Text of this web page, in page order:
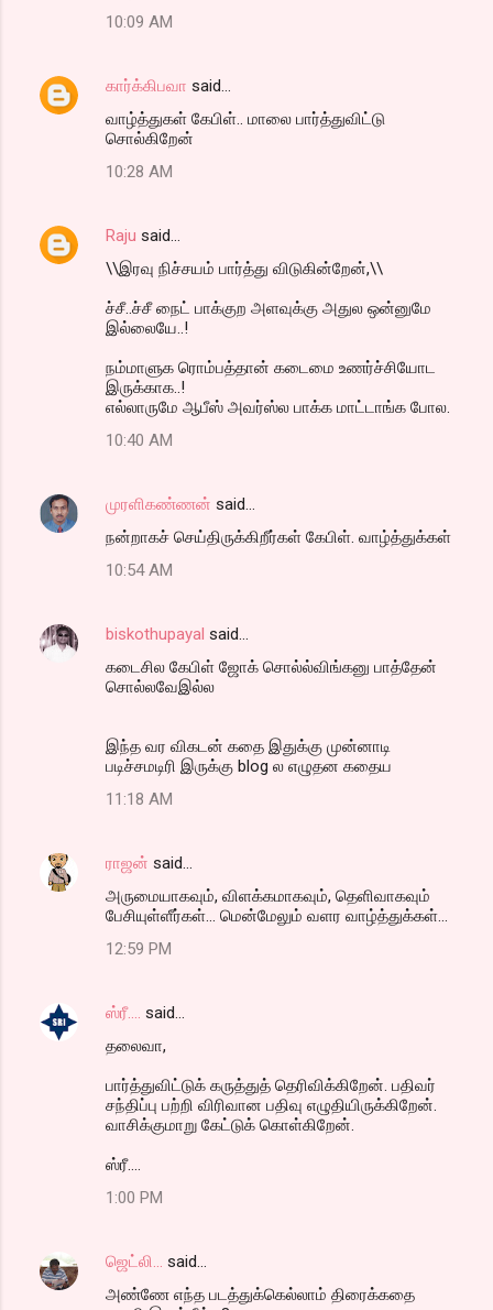
10:09 AM
கார்க்கிபவா said…
வாழ்த்துகள் கேபிள்.. மாலை பார்த்துவிட்டு
சொல்கிறேன்
10:28 AM
Raju said…
\\இரவு நிச்சயம் பார்த்து விடுகின்றேன்,\\
ச்சீ..ச்சீ நைட் பாக்குற அளவுக்கு அதுல ஒன்னுமே
இல்லையே..!
நம்மாளுக ரொம்பத்தான் கடைமை உணர்ச்சியோட
இருக்காக..!
எல்லாருமே ஆபீஸ் அவர்ஸ்ல பாக்க மாட்டாங்க போல.
10:40 AM
முரளிகண்ணன் said…
நன்றாகச் செய்திருக்கிறீர்கள் கேபிள். வாழ்த்துக்கள்
10:54 AM
biskothupayal said…
கடைசில கேபிள் ஜோக் சொல்ல்விங்கனு பாத்தேன்
சொல்லவேஇல்ல
இந்த வர விகடன் கதை இதுக்கு முன்னாடி
படிச்சமடிரி இருக்கு blog ல எழுதன கதைய
11:18 AM
ராஜன் said…
அருமையாகவும், விளக்கமாகவும், தெளிவாகவும்
பேசியுள்ளீர்கள்... மென்மேலும் வளர வாழ்த்துக்கள்...
12:59 PM
ஸ்ரீ....
said…
தலைவா,
பார்த்துவிட்டுக் கருத்துத் தெரிவிக்கிறேன். பதிவர்
சந்திப்பு பற்றி விரிவான பதிவு எழுதியிருக்கிறேன்.
வாசிக்குமாறு கேட்டுக் கொள்கிறேன்.
ஸ்ரீ....
1:00 PM
ஜெட்லி...
said…
அண்ணே எந்த படத்துக்கெல்லாம் திரைக்கதை